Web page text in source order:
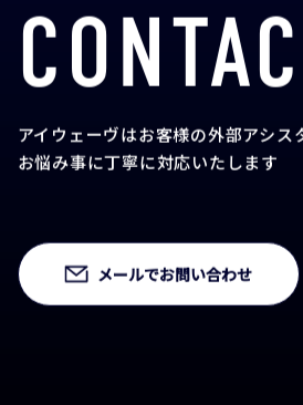
アイウェーヴはお客様の外部アシス
お悩み事に丁寧に対応いたします
メールでお問い合わせ